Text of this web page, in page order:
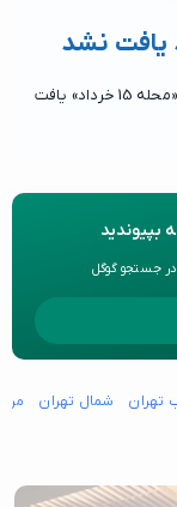
نشد
متاسفانه هیچ «رستوران خوب مخصوص تولد» در «محله 15 خرداد» یافت
بپیوندید
جستجو گوگل
تهران شمال تهران